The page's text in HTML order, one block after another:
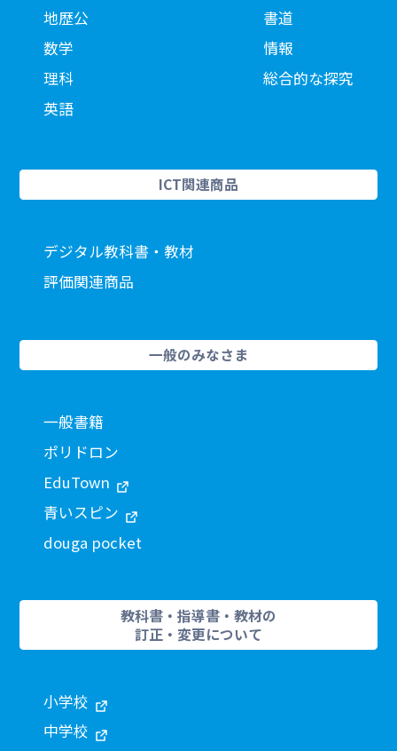
地歴公
数学
理科
英語
書道
情報
総合的な探究
ICT関連商品
デジタル教科書・教材
評価関連商品
一般のみなさま
一般書籍
ポリドロン
EduTown
青いスピン
douga pocket
教科書・指導書・教材の
訂正・変更について
小学校
中学校